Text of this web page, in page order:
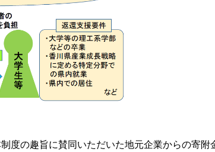
度の趣旨に賛同いただいた地元企業からの寄附